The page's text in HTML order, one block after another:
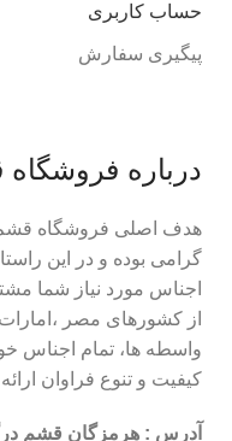
حساب کاربری
پیگیری سفارش
درباره
هدف اصلی فروشگاه
گرامی بوده و در این
اجناس مورد نیاز شما
از کشورهای مصر
واسطه ها، تمام اجناس
کیفیت و تنوع فراوان